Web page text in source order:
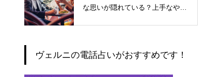
な思いが隠れている？上手なやり
ヴェルニの電話占いがおすすめです！